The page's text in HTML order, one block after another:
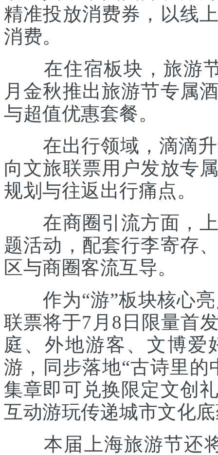
精准投放消费券，以线
消费。
在住宿板块，旅游节
月金秋推出旅游节专属
与超值优惠套餐。
在出行领域，滴滴升
向文旅联票用户发放专
规划与往返出行痛点。
在商圈引流方面，上
题活动，配套行李寄存
区与商圈客流互导。
作为“游”板块核心亮
联票将于7月8日限量首
庭、外地游客、文博爱
游，同步落地“古诗里
集章即可兑换限定文创
互动游玩传递城市文化
本届上海旅游节还将